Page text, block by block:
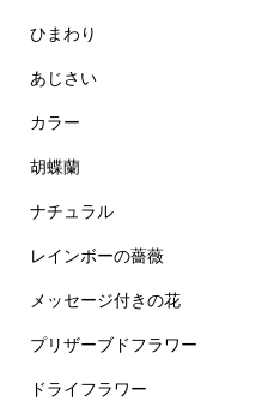
ひまわり
あじさい
カラー
胡蝶蘭
ナチュラル
レインボーの薔薇
メッセージ付きの花
プリザーブドフラワー
ドライフラワー